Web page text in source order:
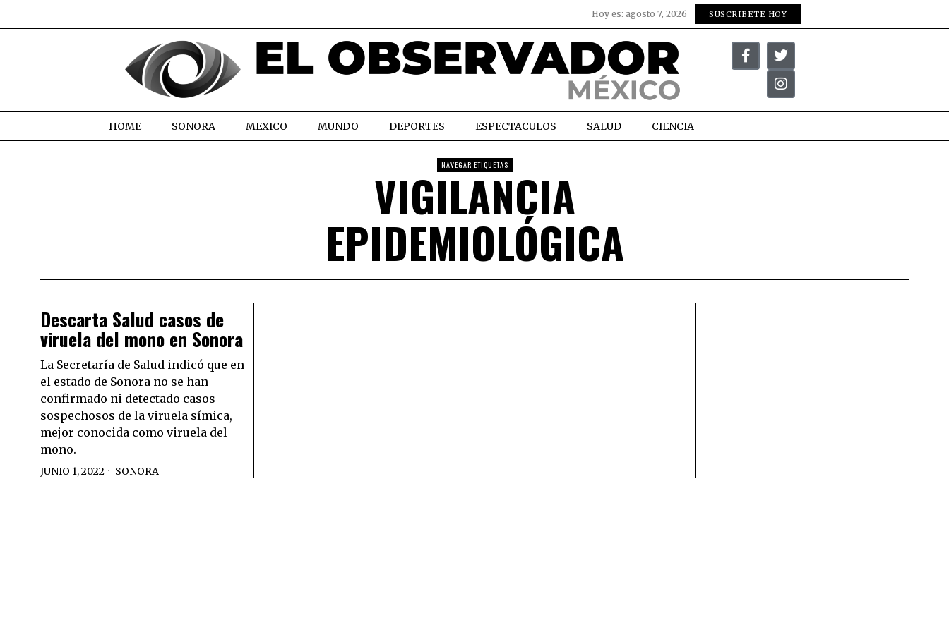
Hoy es: agosto 7, 2026 SUSCRIBETE HOY
HOME SONORA MEXICO MUNDO DEPORTES ESPECTACULOS SALUD CIENCIA
NAVEGAR ETIQUETAS
VIGILANCIA
EPIDEMIOLÓGICA
Descarta Salud casos de
viruela del mono en Sonora
La Secretaría de Salud indicó que en
el estado de Sonora no se han
confirmado ni detectado casos
sospechosos de la viruela símica,
mejor conocida como viruela del
mono.
JUNIO 1, 2022 SONORA